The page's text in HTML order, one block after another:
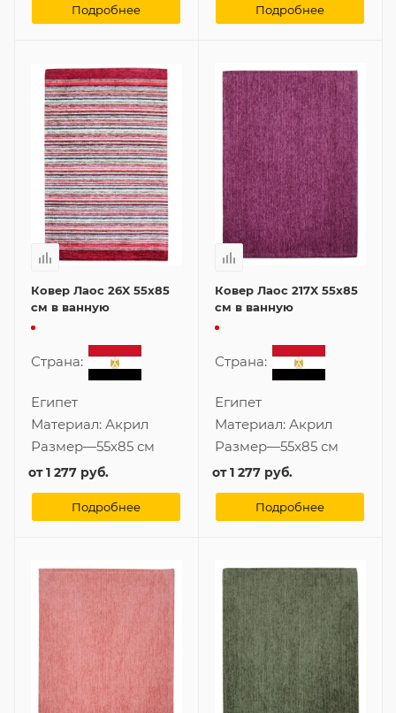
Подробнее Подробнее
Ковер Лаос 26X 55x85
см в ванную
Страна:
Египет
Материал: Акрил
Размер—55x85 см
от1 277 руб.
Подробнее
Ковер Лаос 217X 55x85
см в ванную
Страна:
Египет
Материал: Акрил
Размер—55x85 см
от1 277 руб.
Подробнее